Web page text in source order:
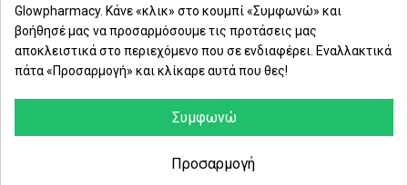
Δευ. - Παρ.: 8:00 - 21:00
Σάββατο: 09:00-15:00
ΕΤΑΙΡΕΙΑ
Glowpharmacy. Κάνε «κλικ» στο κουμπί «Συμφωνώ» και
βοήθησέ μας να προσαρμόσουμε τις προτάσεις μας
αποκλειστικά στο περιεχόμενο που σε ενδιαφέρει. Εναλλακτικά
πάτα «Προσαρμογή» και κλίκαρε αυτά που θες!
Συμφωνώ
Προσαρμογή